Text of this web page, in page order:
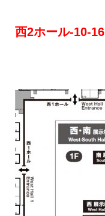
西2ホール-10-16